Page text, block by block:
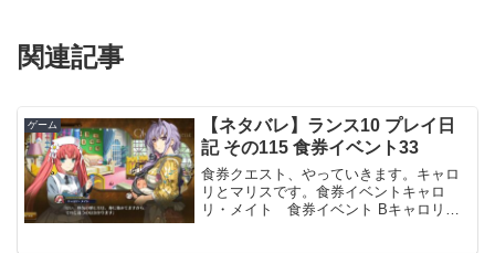
関連記事
ゲーム
【ネタバレ】ランス10 プレイ日
記 その115 食券イベント33
食券クエスト、やっていきます。キャロ
リとマリスです。食券イベントキャロ
リ・メイト 食券イベント Bキャロリ・